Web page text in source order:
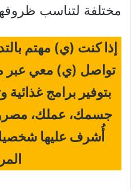
مختلفة لتناسب
إذا كنت (ي) مهتم
تواصل (ي) معي عبر
بتوفير برامج غذائية
جسمك، عملك،
أُشرف عليها